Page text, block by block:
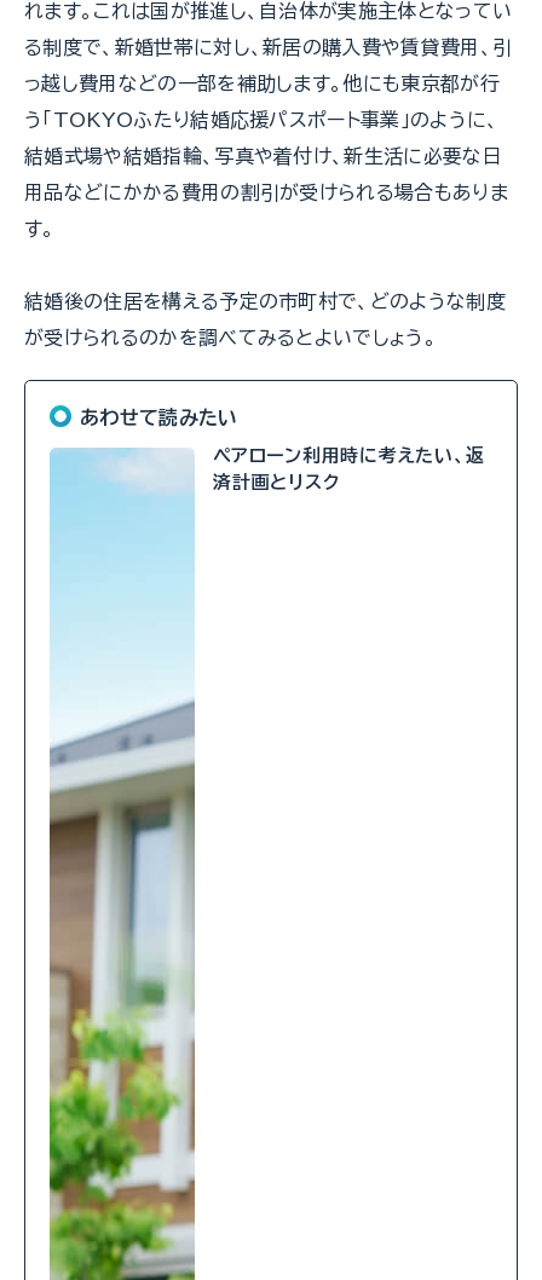
れます。これは国が推進し、自治体が実施主体となってい
る制度で、新婚世帯に対し、新居の購入費や賃貸費用、引
っ越し費用などの一部を補助します。他にも東京都が行
う「TOKYOふたり結婚応援パスポート事業」のように、
結婚式場や結婚指輪、写真や着付け、新生活に必要な日
用品などにかかる費用の割引が受けられる場合もありま
す。
結婚後の住居を構える予定の市町村で、どのような制度
が受けられるのかを調べてみるとよいでしょう。
あわせて読みたい
ペアローン利用時に考えたい、返
済計画とリスク